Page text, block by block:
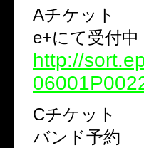
Aチケット
e+にて受付中
http://
Cチケット
バンド予約